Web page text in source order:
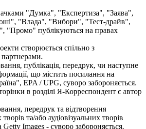
"Думка", "Експертиза", "Заява",
"Влада", "Вибори", "Тест-драйв",
"Промо" публікуються на правах
створюється спільно з
публікація, передрук, чи наступне
що містить посилання на
EPA / UPG, суворо забороняється.
в розділі Я-Корреспондент є автор
передрук та відтворення
та/або аудіовізуальних творів
Images - суворо забороняється.